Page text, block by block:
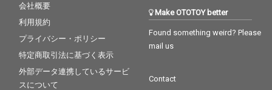
会社概要
利用規約
プライバシー・ポリシー
特定商取引法に基づく表示
外部データ連携しているサービ
スについて
Make OTOTOY better
Found something weird? Please
mail us
Contact